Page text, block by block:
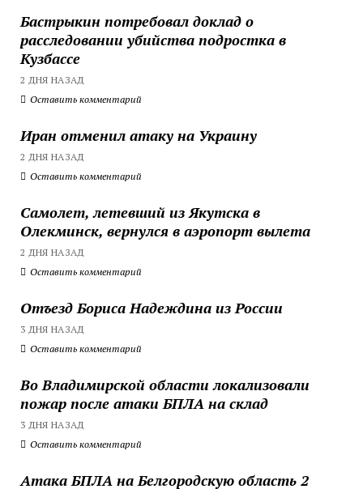
Бастрыкин потребовал доклад о
расследовании убийства подростка в
Кузбассе
2 ДНЯ НАЗАД
Оставить комментарий
Иран отменил атаку на Украину
2 ДНЯ НАЗАД
Оставить комментарий
Самолет, летевший из Якутска в
Олекминск, вернулся в аэропорт вылета
2 ДНЯ НАЗАД
Оставить комментарий
Отъезд Бориса Надеждина из России
3 ДНЯ НАЗАД
Оставить комментарий
Во Владимирской области локализовали
пожар после атаки БПЛА на склад
3 ДНЯ НАЗАД
Оставить комментарий
Атака БПЛА на Белгородскую область 2